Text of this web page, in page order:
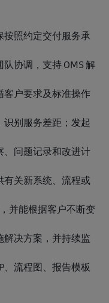
照约定交付服务承
协调，支持 OMS 解
客户要求及标准操作
别服务差距；发起
、问题记录和改进计
有关新系统、流程或
并能根据客户不断变
决方案，并持续监
、流程图、报告模板